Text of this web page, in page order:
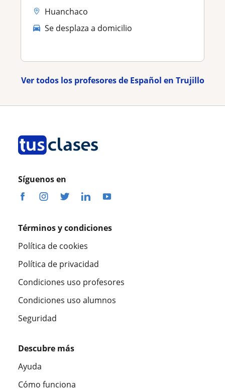
Huanchaco
Se desplaza a domicilio
Ver todos los profesores de Español en Trujillo
Síguenos en
Términos y condiciones
Política de cookies
Política de privacidad
Condiciones uso profesores
Condiciones uso alumnos
Seguridad
Descubre más
Ayuda
Cómo funciona